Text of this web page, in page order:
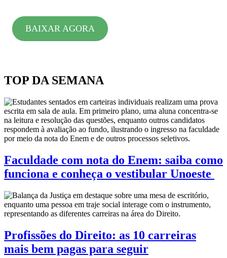
BAIXAR AGORA
TOP DA SEMANA
Faculdade com nota do Enem: saiba como
funciona e conheça o vestibular Unoeste
Profissões do Direito: as 10 carreiras
mais bem pagas para seguir